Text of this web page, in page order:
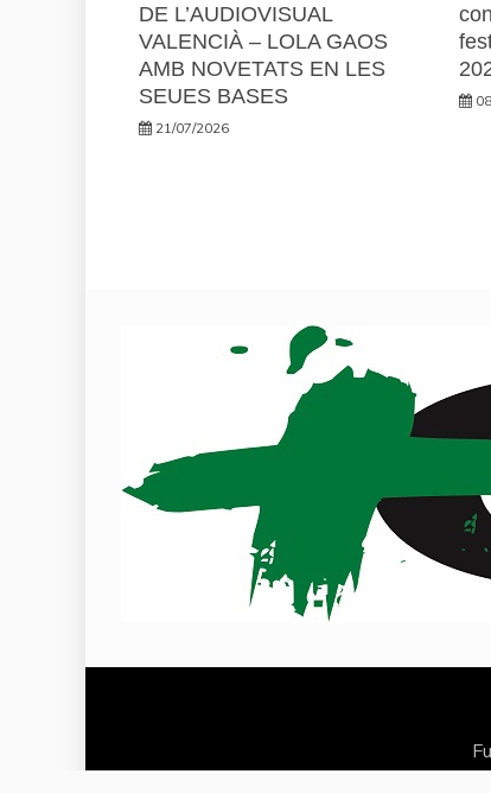
DE L’AUDIOVISUAL
VALENCIÀ – LOLA GAOS
AMB NOVETATS EN LES
SEUES BASES
21/07/2026